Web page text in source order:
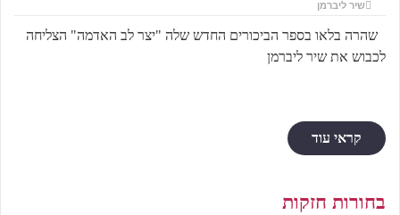
שיר ליברמן
שהרה בלאו בספר הביכורים החדש שלה "יצר לב האדמה" הצליחה
לכבוש את שיר ליברמן
קראי עוד
בחורות חזקות